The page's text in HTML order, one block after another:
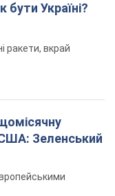
Україні?
ракети, вкрай
Зеленський